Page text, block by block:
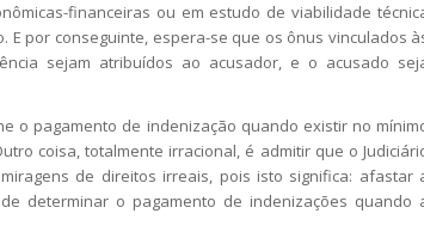
financeiras ou em estudo de viabilidade
por conseguinte, espera-se que os ônus vinculados
sejam atribuídos ao acusador, e o acusado
o pagamento de indenização quando existir no
coisa, totalmente irracional, é admitir que o
de direitos irreais, pois isto significa: afastar
determinar o pagamento de indenizações quando